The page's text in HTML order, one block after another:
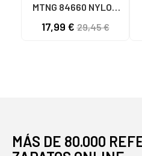
MTNG 84660 NYLON
C59785 - - NYLON
17,99 €29,45 €
MÁS DE 80.000